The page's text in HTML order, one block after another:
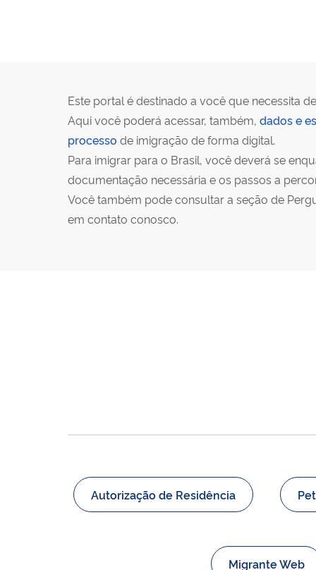
Este portal é destinado a você que necessita
Aqui você poderá acessar, também, dados e
processo de imigração de forma digital.
Para imigrar para o Brasil, você deverá se
documentação necessária e os passos a
Você também pode consultar a seção de
em contato conosco.
Autorização de Residência
Migrante Web